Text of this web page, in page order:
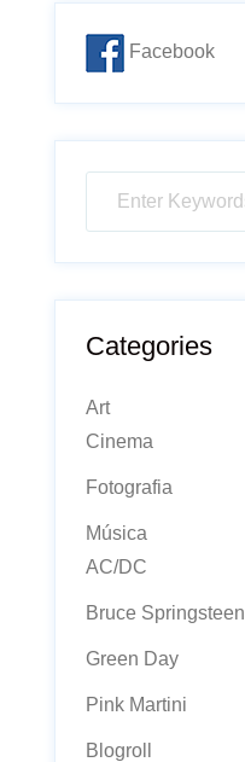
Facebook
Categories
Art
Cinema
Fotografia
Música
AC/DC
Bruce Springsteen
Green Day
Pink Martini
Blogroll